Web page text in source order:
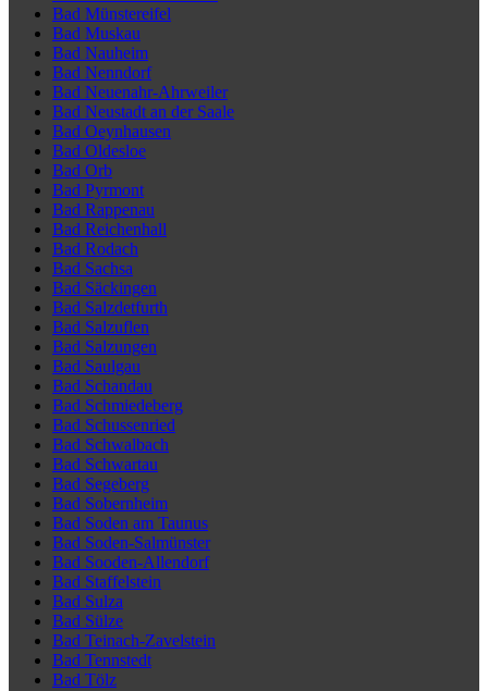
Bad Münstereifel
Bad Muskau
Bad Nauheim
Bad Nenndorf
Bad Neuenahr-Ahrweiler
Bad Neustadt an der Saale
Bad Oeynhausen
Bad Oldesloe
Bad Orb
Bad Pyrmont
Bad Rappenau
Bad Reichenhall
Bad Rodach
Bad Sachsa
Bad Säckingen
Bad Salzdetfurth
Bad Salzuflen
Bad Salzungen
Bad Saulgau
Bad Schandau
Bad Schmiedeberg
Bad Schussenried
Bad Schwalbach
Bad Schwartau
Bad Segeberg
Bad Sobernheim
Bad Soden am Taunus
Bad Soden-Salmünster
Bad Sooden-Allendorf
Bad Staffelstein
Bad Sulza
Bad Sülze
Bad Teinach-Zavelstein
Bad Tennstedt
Bad Tölz